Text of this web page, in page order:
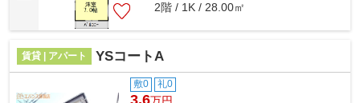
2階 / 1K / 28.00㎡
賃貸 | アパート YSコートA
敷0 礼0
3.6万円